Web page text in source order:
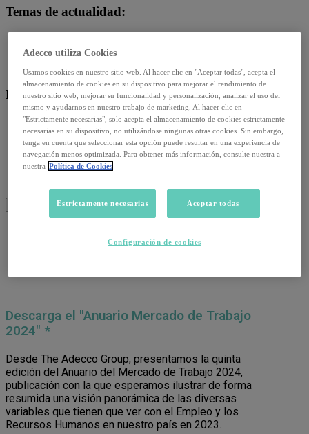
Temas de actualidad:
Reskilling y upskilling
Salud emocional y post-pandemia
Recursos:
Artículos
Infografías
Informes
Podcast
Webinar
Descarga el "Anuario Mercado de Trabajo
2024" *
Desde The Adecco Group, presentamos la quinta
edición del Anuario del Mercado de Trabajo 2024,
publicación con la que esperamos ilustrar de forma
resumida una visión panorámica de las diversas
variables que tienen que ver con el Empleo y los
Recursos Humanos en nuestro país en 2023.
Adecco utiliza Cookies
Usamos cookies en nuestro sitio web. Al hacer clic en "Aceptar todas", acepta el
almacenamiento de cookies en su dispositivo para mejorar el rendimiento de
nuestro sitio web, mejorar su funcionalidad y personalización, analizar el uso del
mismo y ayudarnos en nuestro trabajo de marketing. Al hacer clic en
"Estrictamente necesarias", solo acepta el almacenamiento de cookies estrictamente
necesarias en su dispositivo, no utilizándose ningunas otras cookies. Sin embargo,
tenga en cuenta que seleccionar esta opción puede resultar en una experiencia de
navegación menos optimizada. Para obtener más información, consulte nuestra a
nuestra Política de Cookies
Estrictamente necesarias Aceptar todas
Configuración de cookies